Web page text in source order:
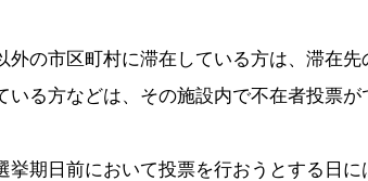
の市区町村に滞在している方は、滞在
る方などは、その施設内で不在者投票が
期日前において投票を行おうとする日